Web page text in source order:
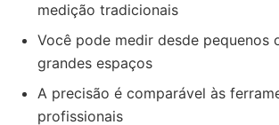
medição tradicionais
Você pode medir desde pequenos
grandes espaços
A precisão é comparável às
profissionais